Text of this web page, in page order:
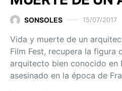
SONSOLES 15/07/2017
Vida y muerte de un
Film Fest, recupera la figura
arquitecto bien conocido en
asesinado en la época de